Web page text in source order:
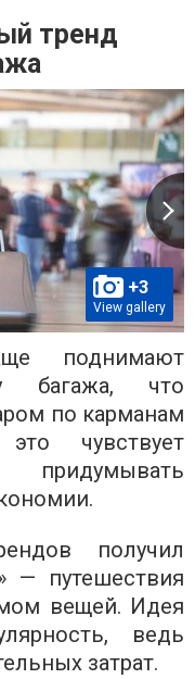
тренд
+3
View gallery
поднимают
багажа, что
по карманам
чувствует
получил
— путешествия
вещей. Идея
ведь
затрат.